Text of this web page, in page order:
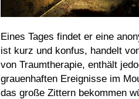
Eines Tages findet er eine
ist kurz und konfus, handelt
von Traumtherapie, enthält
grauenhaften Ereignisse im
das große Zittern bekommen